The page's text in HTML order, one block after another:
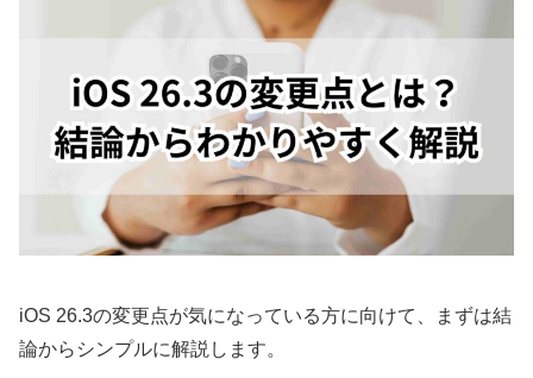
iOS 26.3の変更点が気になっている方に向けて、まずは結
論からシンプルに解説します。